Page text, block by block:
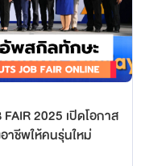
2025 เปิดโอกาส
าชีพให้คนรุ่นใหม่